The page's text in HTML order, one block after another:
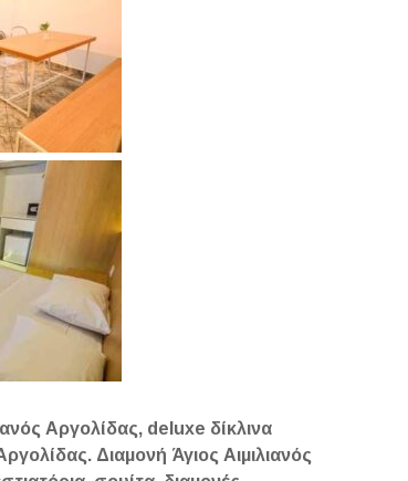
Αργολίδας, deluxe δίκλινα
Διαμονή Άγιος Αιμιλιανός